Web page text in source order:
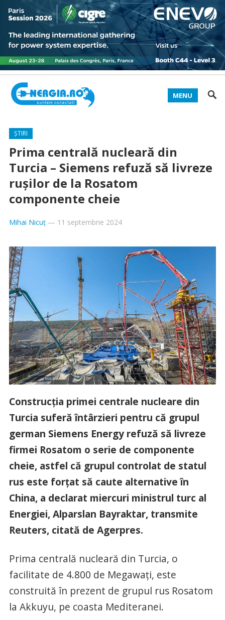
MENU
ȘTIRI
Prima centrală nucleară din
Turcia – Siemens refuză să livreze
ruşilor de la Rosatom
componente cheie
Mihai Nicuț— 11 septembrie 2024
Construcţia primei centrale nucleare din
Turcia suferă întârzieri pentru că grupul
german Siemens Energy refuză să livreze
firmei Rosatom o serie de componente
cheie, astfel că grupul controlat de statul
rus este forţat să caute alternative în
China, a declarat miercuri ministrul turc al
Energiei, Alparslan Bayraktar, transmite
Reuters, citată de Agerpres.
Prima centrală nucleară din Turcia, o
facilitate de 4.800 de Megawaţi, este
construită în prezent de grupul rus Rosatom
la Akkuyu, pe coasta Mediteranei.